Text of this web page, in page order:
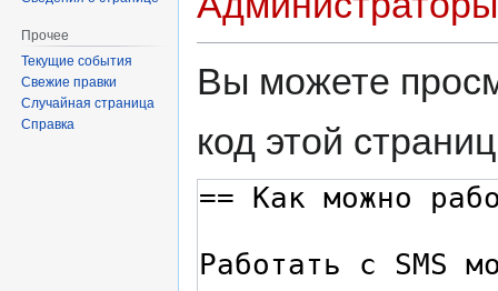
Вы можете
код этой
Прочее
Текущие события
Свежие правки
Случайная страница
Справка